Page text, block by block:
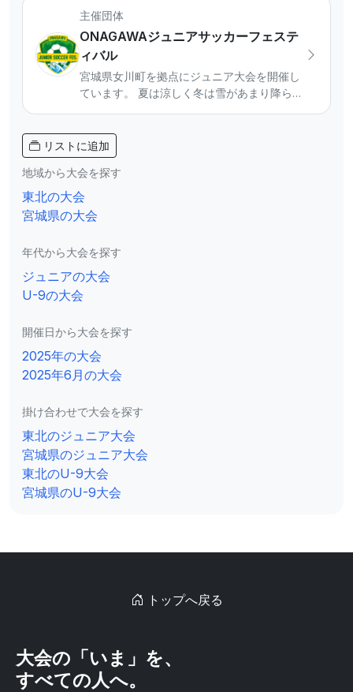
主催団体
ONAGAWAジュニアサッカーフェステ
ィバル
宮城県女川町を拠点にジュニア大会を開催し
ています。 夏は涼しく冬は雪があまり降らな
をしています。 【主催大会】 ◾️SUMMER
CAMP・WINTER CAMP U-10/U-11/U-12 ◾️ミ
ニサッカー大会U-8/U-9 ◾️U-10東北チャンピ
オンシップ（主管） 大会参加等興味のあるチ
ームはInstagramのDMからご連絡ください。
リストに追加
地域から大会を探す
東北の大会
宮城県の大会
年代から大会を探す
ジュニアの大会
U-9の大会
開催日から大会を探す
2025年の大会
2025年6月の大会
掛け合わせで大会を探す
東北のジュニア大会
宮城県のジュニア大会
東北のU-9大会
宮城県のU-9大会
トップへ戻る
大会の「いま」を、
すべての人へ。